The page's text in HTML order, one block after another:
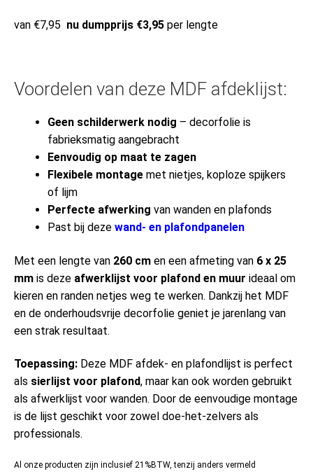
van €7,95 nu dumpprijs €3,95 per lengte
Voordelen van deze MDF afdeklijst:
Geen schilderwerk nodig – decorfolie is
fabrieksmatig aangebracht
Eenvoudig op maat te zagen
Flexibele montage met nietjes, koploze spijkers
of lijm
Perfecte afwerking van wanden en plafonds
Past bij deze wand- en plafondpanelen
Met een lengte van 260 cm en een afmeting van 6 x 25
mm is deze afwerklijst voor plafond en muur ideaal om
kieren en randen netjes weg te werken. Dankzij het MDF
en de onderhoudsvrije decorfolie geniet je jarenlang van
een strak resultaat.
Toepassing: Deze MDF afdek- en plafondlijst is perfect
als sierlijst voor plafond, maar kan ook worden gebruikt
als afwerklijst voor wanden. Door de eenvoudige montage
is de lijst geschikt voor zowel doe-het-zelvers als
professionals.
Al onze producten zijn inclusief 21%BTW, tenzij anders vermeld